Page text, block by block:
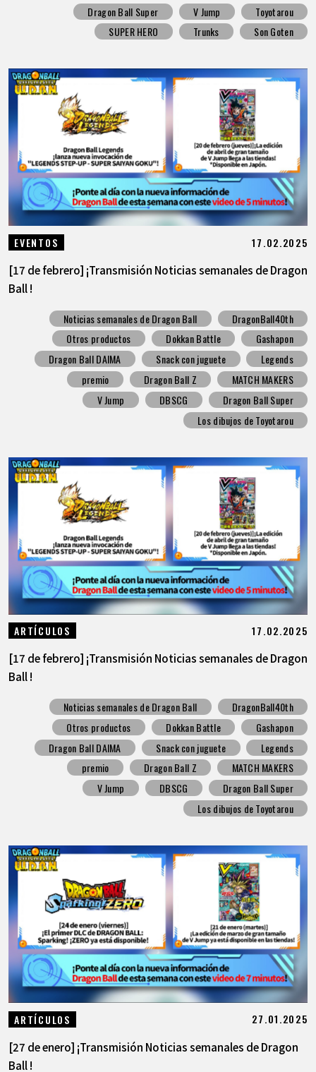
Dragon Ball Super V Jump
Toyotarou
SUPER HERO
Trunks Son Goten
EVENTOS 17.02.2025
[17 de febrero] ¡Transmisión Noticias semanales de Dragon
Ball !
Noticias semanales de Dragon Ball
DragonBall40th
Otros productos
Dokkan Battle
Gashapon
Dragon Ball DAIMA
Snack con juguete
Legends
premio
Dragon Ball Z
MATCH MAKERS
V Jump
DBSCG
Dragon Ball Super
Los dibujos de Toyotarou
ARTÍCULOS 17.02.2025
[17 de febrero] ¡Transmisión Noticias semanales de Dragon
Ball !
Noticias semanales de Dragon Ball
DragonBall40th
Otros productos
Dokkan Battle
Gashapon
Dragon Ball DAIMA
Snack con juguete
Legends
premio
Dragon Ball Z
MATCH MAKERS
V Jump
DBSCG
Dragon Ball Super
Los dibujos de Toyotarou
ARTÍCULOS 27.01.2025
[27 de enero] ¡Transmisión Noticias semanales de Dragon
Ball !